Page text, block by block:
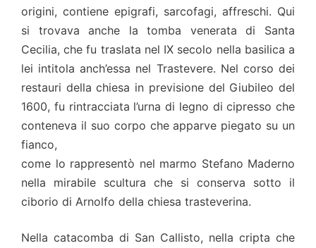
origini, contiene epigrafi, sarcofagi, affreschi. Qui
si trovava anche la tomba venerata di Santa
Cecilia, che fu traslata nel IX secolo nella basilica a
lei intitola anch’essa nel Trastevere. Nel corso dei
restauri della chiesa in previsione del Giubileo del
1600, fu rintracciata l’urna di legno di cipresso che
conteneva il suo corpo che apparve piegato su un
fianco,
come lo rappresentò nel marmo Stefano Maderno
nella mirabile scultura che si conserva sotto il
ciborio di Arnolfo della chiesa trasteverina.
Nella catacomba di San Callisto, nella cripta che